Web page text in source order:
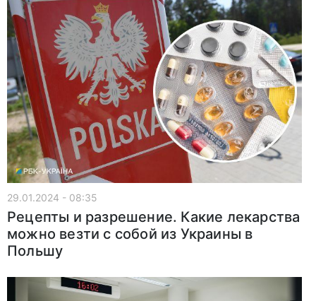
29.01.2024 - 08:35
Рецепты и разрешение. Какие лекарства
можно везти с собой из Украины в
Польшу